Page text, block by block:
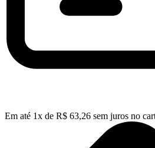
Em até 1x de R$ 63,26 sem juros no